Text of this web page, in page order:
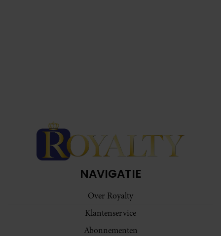
NAVIGATIE
Over Royalty
Klantenservice
Abonnementen